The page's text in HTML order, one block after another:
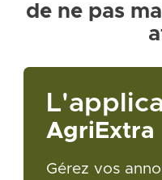
de ne pas
AgriExtra
Gérez vos